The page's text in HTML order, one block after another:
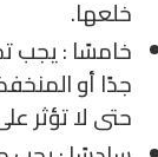
خلعها.
خامسًا : يجب
جدًا أو
حتى لا تؤثر